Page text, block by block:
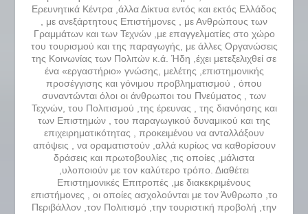
Ερευνητικά Κέντρα ,άλλα Δίκτυα εντός και εκτός Ελλάδος
, με ανεξάρτητους Επιστήμονες , με Ανθρώπους των
Γραμμάτων και των Τεχνών ,με επαγγελματίες στο χώρο
του τουρισμού και της παραγωγής, με άλλες Οργανώσεις
της Κοινωνίας των Πολιτών κ.ά. Ήδη ,έχει μετεξελιχθεί σε
ένα «εργαστήριο» γνώσης, μελέτης ,επιστημονικής
προσέγγισης και γόνιμου προβληματισμού , όπου
συναντώνται όλοι οι άνθρωποι του Πνεύματος , των
Τεχνών, του Πολιτισμού ,της έρευνας , της διανόησης και
των Επιστημών , του παραγωγικού δυναμικού και της
επιχειρηματικότητας , προκειμένου να ανταλλάξουν
απόψεις , να οραματιστούν ,αλλά κυρίως να καθορίσουν
δράσεις και πρωτοβουλίες ,τις οποίες ,μάλιστα
,υλοποιούν με τον καλύτερο τρόπο. Διαθέτει
Επιστημονικές Επιτροπές ,με διακεκριμένους
επιστήμονες , οι οποίες ασχολούνται με τον Άνθρωπο ,το
Περιβάλλον ,τον Πολιτισμό ,την τουριστική προβολή ,την